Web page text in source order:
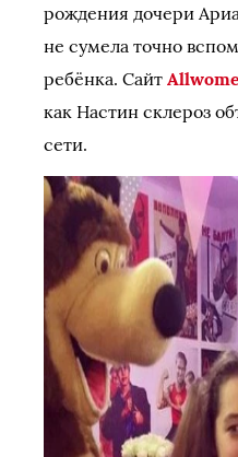
рождения дочери
не сумела точно
ребёнка. Сайт
как Настин склероз
сети.